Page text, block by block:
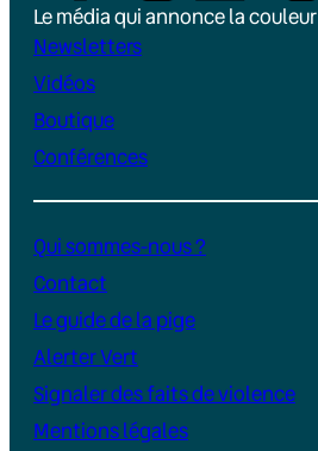
Le média qui annonce la couleur
Newsletters
Vidéos
Boutique
Conférences
Qui sommes-nous ?
Contact
Le guide de la pige
Alerter Vert
Signaler des faits de violence
Mentions légales